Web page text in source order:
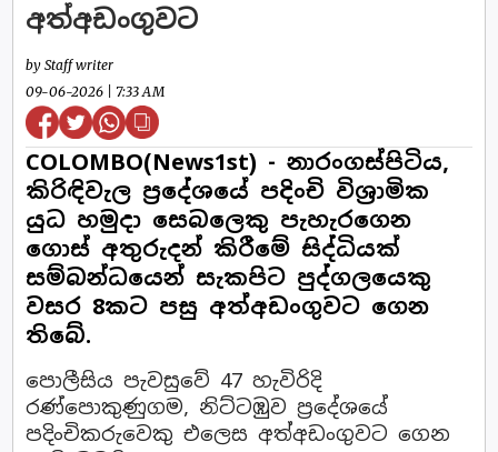
අත්අඩංගුවට
by Staff writer
09-06-2026 | 7:33 AM
COLOMBO(News1st) - නාරංගස්පිටිය,
කිරිඳිවැල ප්‍රදේශයේ පදිංචි විශ්‍රාමික
යුධ හමුදා සෙබලෙකු පැහැරගෙන
ගොස් අතුරුදන් කිරීමේ සිද්ධියක්
සම්බන්ධයෙන් සැකපිට පුද්ගලයෙකු
වසර 8කට පසු අත්අඩංගුවට ගෙන
තිබේ.
පොලීසිය පැවසුවේ 47 හැවිරිදි
රණ්පොකුණුගම, නිට්ටඹුව ප්‍රදේශයේ
පදිංචිකරුවෙකු එලෙස අත්අඩංගුවට ගෙන